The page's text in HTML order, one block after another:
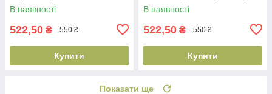
В наявності
522,50 ₴ 550 ₴
Купити
В наявності
522,50 ₴ 550 ₴
Купити
Показати ще